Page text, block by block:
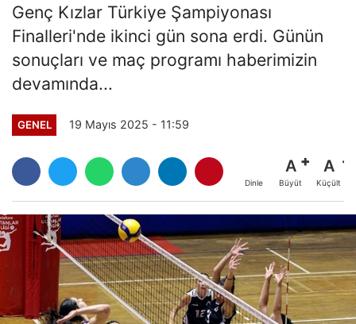
Genç Kızlar Türkiye Şampiyonası
Finalleri'nde ikinci gün sona erdi. Günün
sonuçları ve maç programı haberimizin
devamında...
GENEL 19 Mayıs 2025 - 11:59
Dinle
A
Büyüt
A
Küçült